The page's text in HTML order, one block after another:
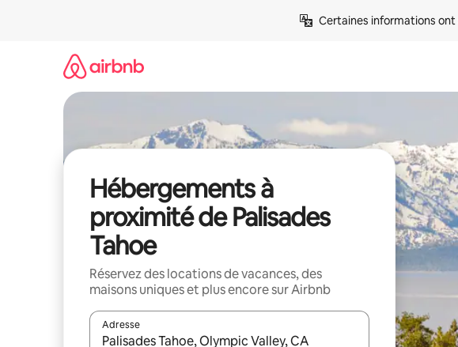
Certaines informations
Hébergements à
proximité de Palisades
Tahoe
Réservez des locations de vacances, des
maisons uniques et plus encore sur Airbnb
Adresse
Lorsque les résultats s'affichent, utilisez les flèches vers le haut et